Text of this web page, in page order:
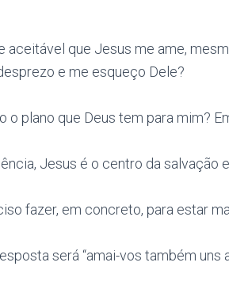
aceitável que Jesus me ame,
e me esqueço Dele?
o plano que Deus tem para mim?
Jesus é o centro da salvação
fazer, em concreto, para estar
será “amai-vos também uns